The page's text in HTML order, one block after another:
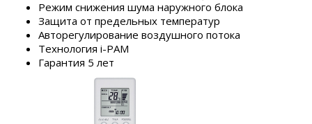
Режим снижения шума наружного блока
Защита от предельных температур
Авторегулирование воздушного потока
Технология i-PAM
Гарантия 5 лет